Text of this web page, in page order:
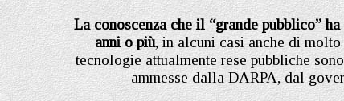
La conoscenza che il “grande pubblico”
anni o più, in alcuni casi anche di
tecnologie attualmente rese pubbliche
ammesse dalla DARPA, dal